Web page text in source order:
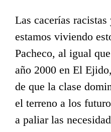
Las cacerías racistas
estamos viviendo
Pacheco, al igual
año 2000 en El
de que la clase
el terreno a los
a paliar las